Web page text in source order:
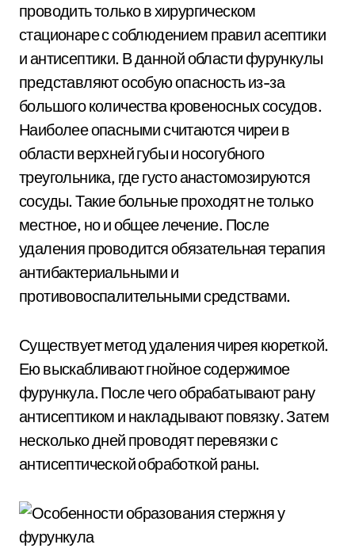
проводить только в хирургическом
стационаре с соблюдением правил асептики
и антисептики. В данной области фурункулы
представляют особую опасность из-за
большого количества кровеносных сосудов.
Наиболее опасными считаются чиреи в
области верхней губы и носогубного
треугольника, где густо анастомозируются
сосуды. Такие больные проходят не только
местное, но и общее лечение. После
удаления проводится обязательная терапия
антибактериальными и
противовоспалительными средствами.
Существует метод удаления чирея кюреткой.
Ею выскабливают гнойное содержимое
фурункула. После чего обрабатывают рану
антисептиком и накладывают повязку. Затем
несколько дней проводят перевязки с
антисептической обработкой раны.